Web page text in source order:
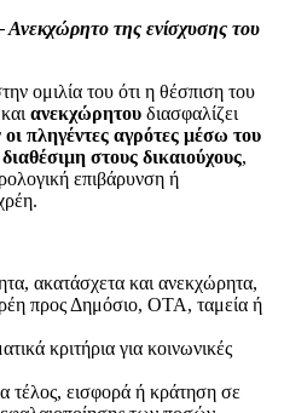
της ενίσχυσης του
ομιλία του ότι η θέσπιση του
και ανεκχώρητου διασφαλίζει
οι πληγέντες αγρότες μέσω του
στους δικαιούχους,
επιβάρυνση ή
ακατάσχετα και ανεκχώρητα,
προς Δημόσιο, ΟΤΑ, ταμεία ή
κριτήρια για κοινωνικές
τέλος, εισφορά ή κράτηση σε